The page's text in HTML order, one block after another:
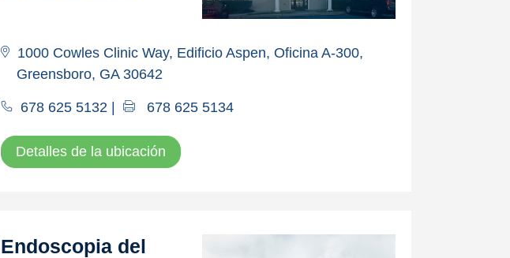
1000 Cowles Clinic Way, Edificio Aspen, Oficina A-300,
Greensboro, GA 30642
678 625 5132 678 625 5134
Detalles de la ubicación
Endoscopia del